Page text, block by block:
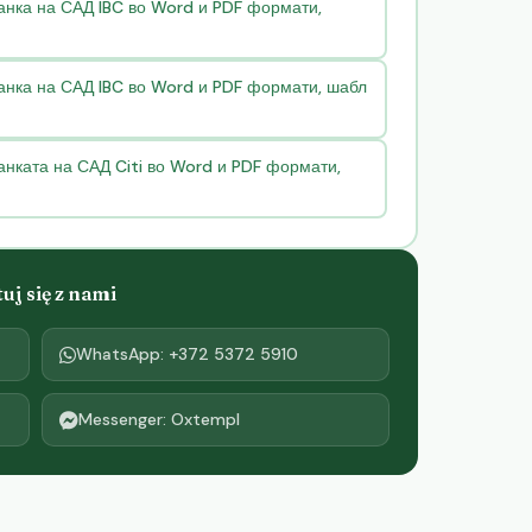
на САД IBC во Word и PDF формати,
на САД IBC во Word и PDF формати, шабл
на САД Citi во Word и PDF формати,
się z nami
WhatsApp: +372 5372 5910
Messenger: Oxtempl